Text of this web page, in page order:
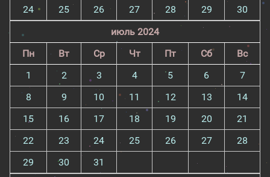
24
25 26 27 28 29
30
июль 2024
Пн
Вт Ср Чт Пт Сб
Вс
1
2 3 4 5 6
7
8
9 10 11 12 13
14
15
16 17 18 19 20
21
22
23 24 25 26 27
28
29
30
31